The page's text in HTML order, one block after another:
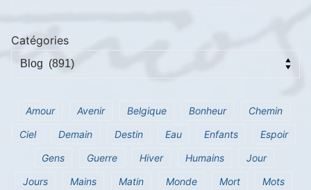
Catégories
Amour Avenir Belgique Bonheur
Chemin
Ciel
Demain Destin Eau Enfants
Espoir
Gens
Guerre Hiver Humains
Jour
Jours
Mains Matin Monde Mort
Mots